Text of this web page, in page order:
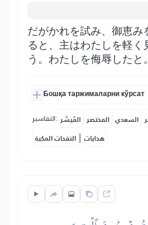
だがかれを試み、御恵み
ると、主はわたしを軽く
う。わたしを侮辱したと。
Бошқа таржималарни кўрсат
التفاسير: المُيسَّر المختصر السعدي
النفحات المكية | هدايات